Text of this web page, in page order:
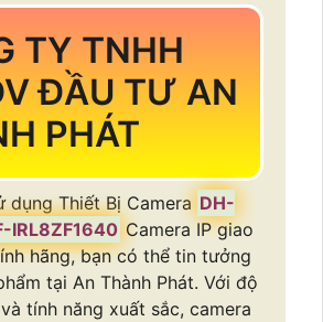
TY TNHH
ĐẦU TƯ AN
PHÁT
dụng Thiết Bị Camera DH-
IRL8ZF1640 Camera IP giao
hãng, bạn có thể tin tưởng
tại An Thành Phát. Với độ
tính năng xuất sắc, camera